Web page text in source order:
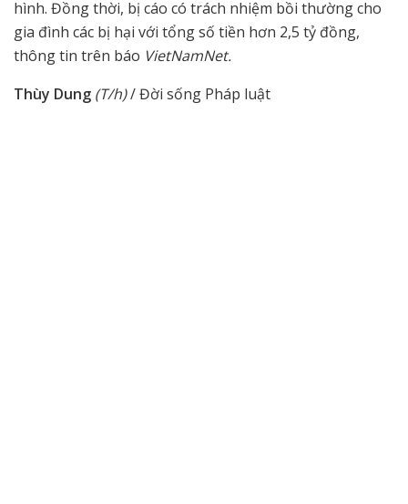
hình. Đồng thời, bị cáo có trách nhiệm bồi thường cho
gia đình các bị hại với tổng số tiền hơn 2,5 tỷ đồng,
thông tin trên báo VietNamNet.
Thùy Dung (T/h)/ Đời sống Pháp luật